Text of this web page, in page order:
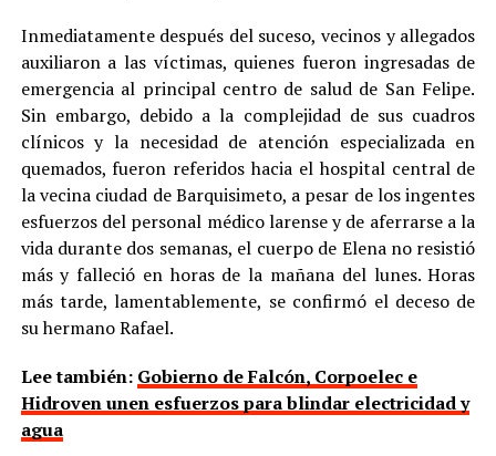
Inmediatamente después del suceso, vecinos y allegados
auxiliaron a las víctimas, quienes fueron ingresadas de
emergencia al principal centro de salud de San Felipe.
Sin embargo, debido a la complejidad de sus cuadros
clínicos y la necesidad de atención especializada en
quemados, fueron referidos hacia el hospital central de
la vecina ciudad de Barquisimeto, a pesar de los ingentes
esfuerzos del personal médico larense y de aferrarse a la
vida durante dos semanas, el cuerpo de Elena no resistió
más y falleció en horas de la mañana del lunes. Horas
más tarde, lamentablemente, se confirmó el deceso de
su hermano Rafael.
Lee también: Gobierno de Falcón, Corpoelec e
Hidroven unen esfuerzos para blindar electricidad y
agua